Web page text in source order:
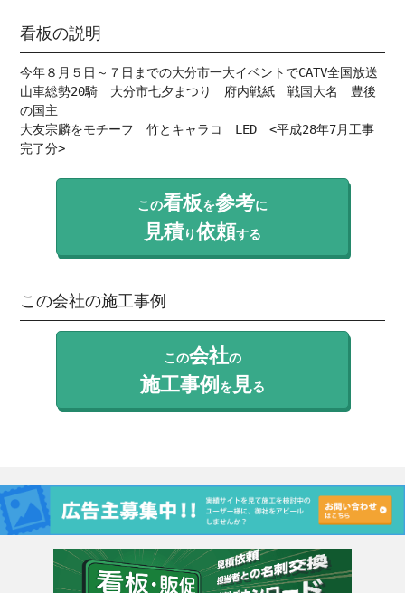
看板の説明
今年８月５日～７日までの大分市一大イベントでCATV全国放送
山車総勢20騎　大分市七夕まつり　府内戦紙　戦国大名　豊後
の国主
大友宗麟をモチーフ　竹とキャラコ　LED　<平成28年7月工事
完了分>
この看板を参考に
見積り依頼する
この会社の施工事例
この会社の
施工事例を 見る